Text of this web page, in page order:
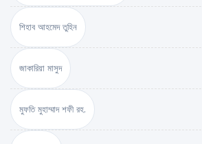
শিহাব আহমেদ তুহিন
জাকারিয়া মাসুদ
মুফতি মুহাম্মাদ শফী রহ.